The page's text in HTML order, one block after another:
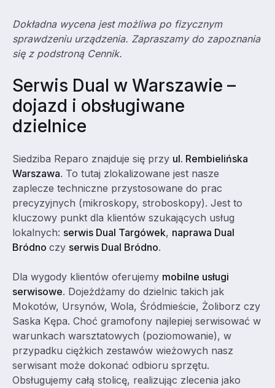
Dokładna wycena jest możliwa po fizycznym
sprawdzeniu urządzenia. Zapraszamy do zapoznania
się z podstroną Cennik.
Serwis Dual w Warszawie –
dojazd i obsługiwane
dzielnice
Siedziba Reparo znajduje się przy ul. Rembielińska
Warszawa. To tutaj zlokalizowane jest nasze
zaplecze techniczne przystosowane do prac
precyzyjnych (mikroskopy, stroboskopy). Jest to
kluczowy punkt dla klientów szukających usług
lokalnych: serwis Dual Targówek, naprawa Dual
Bródno czy serwis Dual Bródno.
Dla wygody klientów oferujemy mobilne usługi
serwisowe. Dojeżdżamy do dzielnic takich jak
Mokotów, Ursynów, Wola, Śródmieście, Żoliborz czy
Saska Kępa. Choć gramofony najlepiej serwisować w
warunkach warsztatowych (poziomowanie), w
przypadku ciężkich zestawów wieżowych nasz
serwisant może dokonać odbioru sprzętu.
Obsługujemy całą stolicę, realizując zlecenia jako